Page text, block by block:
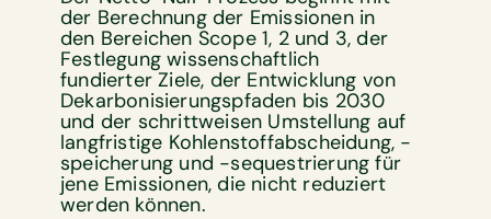
der Berechnung der Emissionen in
den Bereichen Scope 1, 2 und 3, der
Festlegung wissenschaftlich
fundierter Ziele, der Entwicklung von
Dekarbonisierungspfaden bis 2030
und der schrittweisen Umstellung auf
langfristige Kohlenstoffabscheidung, -
speicherung und -sequestrierung für
jene Emissionen, die nicht reduziert
werden können.